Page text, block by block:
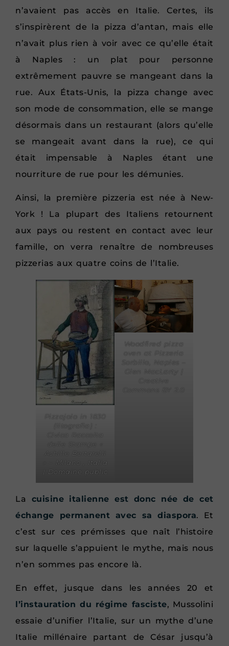
n’avaient pas accès en Italie. Certes, ils
s’inspirèrent de la pizza d’antan, mais elle
n’avait plus rien à voir avec ce qu’elle était
à Naples : un plat pour personne
extrêmement pauvre se mangeant dans la
rue. Aux États-Unis, la pizza change avec
son mode de consommation, elle se mange
désormais dans un restaurant (alors qu’elle
se mangeait avant dans la rue), ce qui
était impensable à Naples étant une
nourriture de rue pour les démunies.
Ainsi, la première pizzeria est née à New-
York ! La plupart des Italiens retournent
aux pays ou restent en contact avec leur
famille, on verra renaître de nombreuses
pizzerias aux quatre coins de l’Italie.
Pizzajolo in 1830
(litografia) :
Civica Raccolta
delle Stampe «
Achille Bertarelli
» – Milano , Italia
| Domaine public
Woodfired pizza
oven at Pizzeria
Sorbillo, Naples –
Glen MacLarty |
Creative
Commons BY 2.0
La
cuisine italienne est donc née de cet
échange permanent avec sa diaspora. Et
c’est sur ces prémisses que naît l’histoire
sur laquelle s’appuient le mythe, mais nous
n’en sommes pas encore là.
En effet, jusque dans les années 20 et
l’instauration du régime fasciste, Mussolini
essaie d’unifier l’Italie, sur un mythe d’une
Italie millénaire partant de César jusqu’à